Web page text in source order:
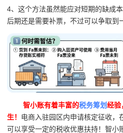
4、这个方法虽然能应对短期的缺成
后期还是需要补票，不过可以争取到
智小账有着丰富的税务筹划经验
生！ 电商入驻园区内申请核定征收，
可以享受一定的税收优惠扶持！智小